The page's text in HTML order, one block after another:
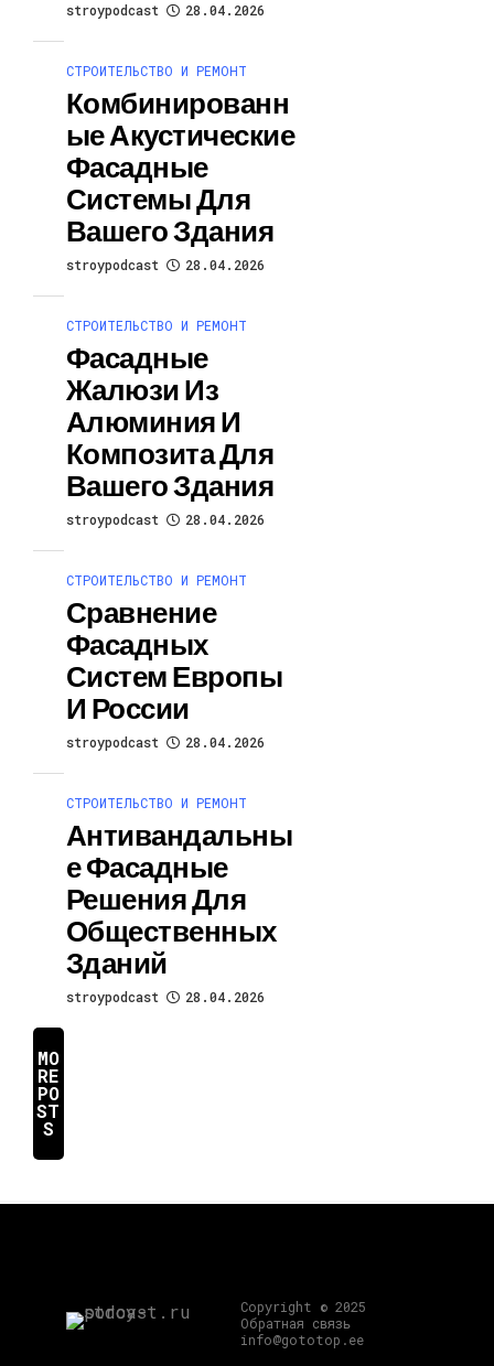
stroypodcast 28.04.2026
СТРОИТЕЛЬСТВО И РЕМОНТ
Комбинированн
Ые Акустические
Фасадные
Системы Для
Вашего Здания
stroypodcast 28.04.2026
СТРОИТЕЛЬСТВО И РЕМОНТ
Фасадные
Жалюзи Из
Алюминия И
Композита Для
Вашего Здания
stroypodcast 28.04.2026
СТРОИТЕЛЬСТВО И РЕМОНТ
Сравнение
Фасадных
Систем Европы
И России
stroypodcast 28.04.2026
СТРОИТЕЛЬСТВО И РЕМОНТ
Антивандальны
Е Фасадные
Решения Для
Общественных
Зданий
stroypodcast 28.04.2026
MO
RE
PO
ST
S
Copyright © 2025
Обратная связь
info@gototop.ee